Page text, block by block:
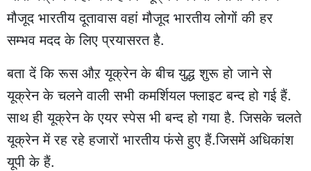
मौजूद भारतीय दूतावास वहां मौजूद भारतीय लोगों की हर
सम्भव मदद के लिए प्रयासरत है.
बता दें कि रूस औऱ यूक्रेन के बीच युद्ध शुरू हो जाने से
यूक्रेन के चलने वाली सभी कमर्शियल फ्लाइट बन्द हो गई हैं.
साथ ही यूक्रेन के एयर स्पेस भी बन्द हो गया है. जिसके चलते
यूक्रेन में रह रहे हजारों भारतीय फंसे हुए हैं.जिसमें अधिकांश
यूपी के हैं.